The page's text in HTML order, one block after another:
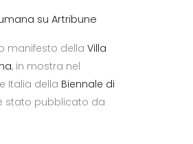
su Artribune
manifesto della Villa
, in mostra nel
Italia della Biennale di
stato pubblicato da